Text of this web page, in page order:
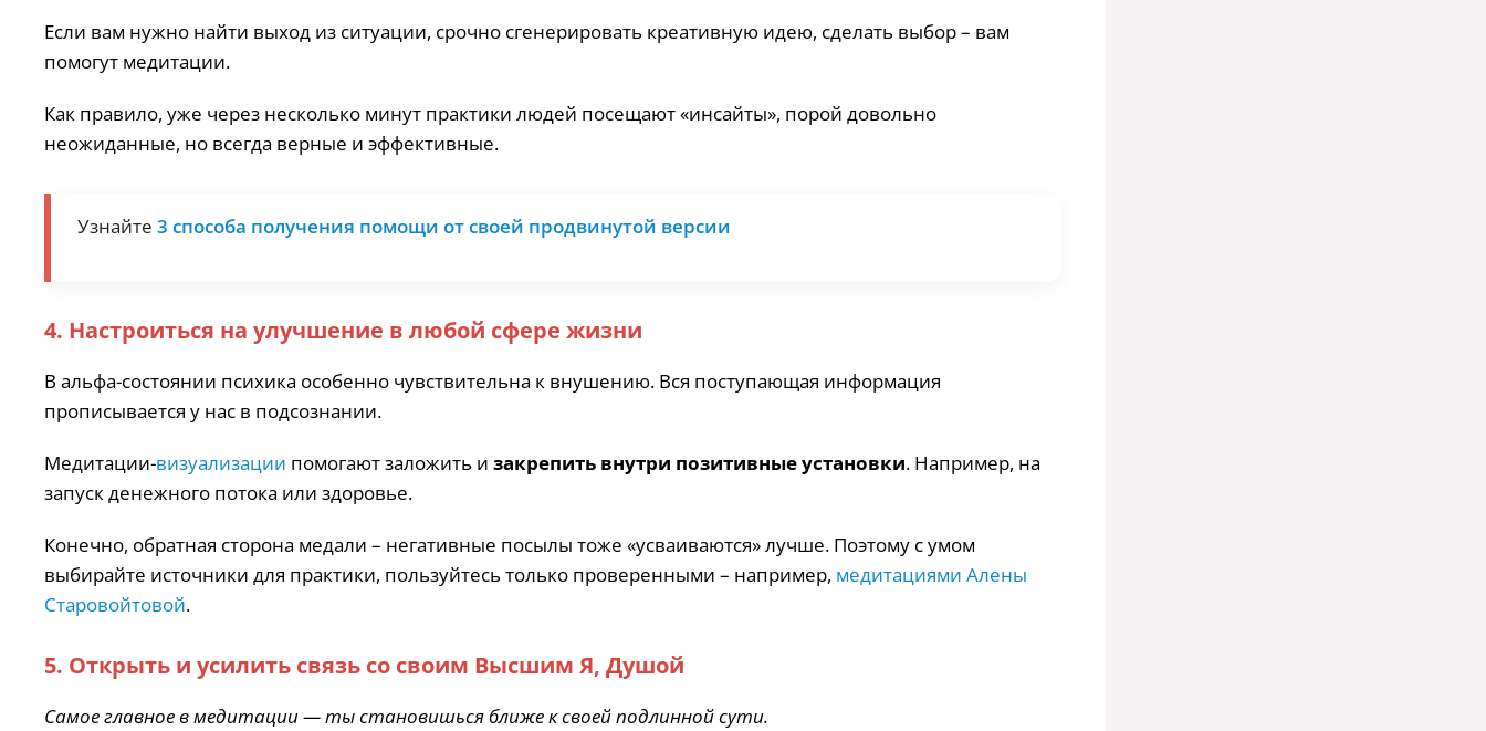
Если вам нужно найти выход из ситуации, срочно сгенерировать креативную идею, сделать выбор – вам
помогут медитации.
Как правило, уже через несколько минут практики людей посещают «инсайты», порой довольно
неожиданные, но всегда верные и эффективные.
Узнайте 3 способа получения помощи от своей продвинутой версии
4. Настроиться на улучшение в любой сфере жизни
В альфа-состоянии психика особенно чувствительна к внушению. Вся поступающая информация
прописывается у нас в подсознании.
Медитации-визуализации помогают заложить и закрепить внутри позитивные установки. Например, на
запуск денежного потока или здоровье.
Конечно, обратная сторона медали – негативные посылы тоже «усваиваются» лучше. Поэтому с умом
выбирайте источники для практики, пользуйтесь только проверенными – например, медитациями Алены
Старовойтовой.
5. Открыть и усилить связь со своим Высшим Я, Душой
Самое главное в медитации — ты становишься ближе к своей подлинной сути.